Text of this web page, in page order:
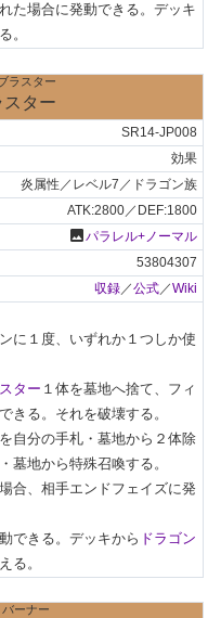
た場合に発動できる。デッキ
。
ラスター
ター
SR14-JP008
効果
炎属性／レベル7／ドラゴン族
ATK:2800／DEF:1800
photoパラレル+ノーマル
53804307
収録 ／公式 ／Wiki
に１度、いずれか１つしか使
ター １体を墓地へ捨て、フィ
きる。それを破壊する。
を自分の手札・墓地から２体除
墓地から特殊召喚する。
合、相手エンドフェイズに発
できる。デッキから ドラゴン
る。
ーナー